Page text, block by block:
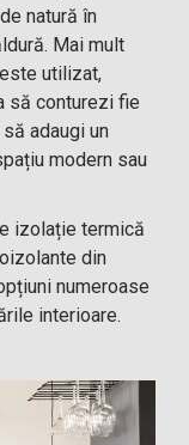
natură în
Mai mult
utilizat,
să conturezi fie
adaugi un
modern sau
izolație termică
din
numeroase
interioare.